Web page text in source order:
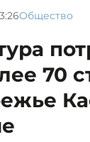
Общество
70